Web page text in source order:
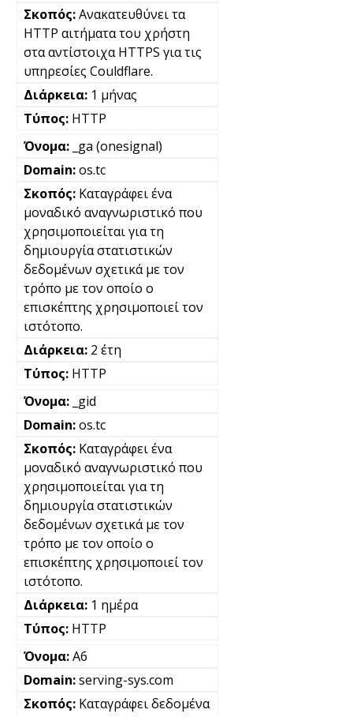
Ανακατευθύνει τα
HTTP αιτήματα του χρήστη
στα αντίστοιχα HTTPS για τις
υπηρεσίες Couldflare.
1 μήνας
HTTP
_ga (onesignal)
os.tc
Καταγράφει ένα
μοναδικό αναγνωριστικό που
χρησιμοποιείται για τη
δημιουργία στατιστικών
δεδομένων σχετικά με τον
τρόπο με τον οποίο ο
επισκέπτης χρησιμοποιεί τον
ιστότοπο.
2 έτη
HTTP
_gid
os.tc
Καταγράφει ένα
μοναδικό αναγνωριστικό που
χρησιμοποιείται για τη
δημιουργία στατιστικών
δεδομένων σχετικά με τον
τρόπο με τον οποίο ο
επισκέπτης χρησιμοποιεί τον
ιστότοπο.
1 ημέρα
HTTP
A6
serving-sys.com
Καταγράφει δεδομένα